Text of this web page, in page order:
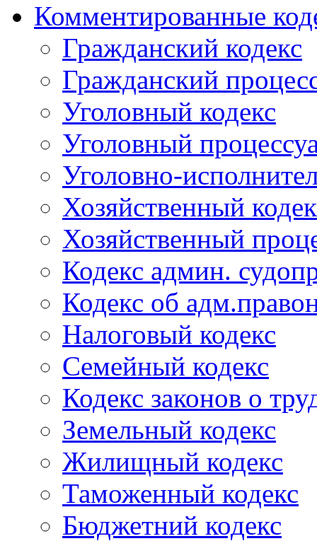
Комментированные
Гражданский кодекс
Гражданский
Уголовный кодекс
Уголовный
Уголовно-
Хозяйственный
Хозяйственный
Кодекс админ.
Кодекс об
Налоговый кодекс
Семейный кодекс
Кодекс законов о
Земельный кодекс
Жилищный кодекс
Таможенный кодекс
Бюджетний кодекс